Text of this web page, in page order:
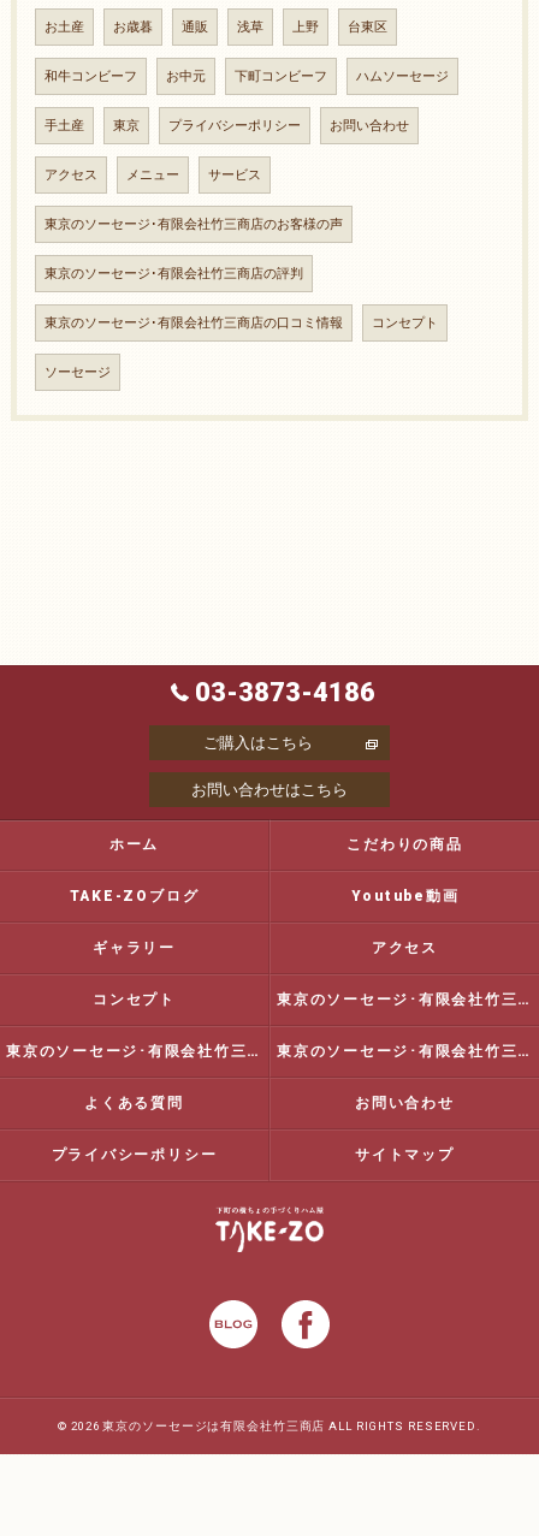
お土産 お歳暮 通販 浅草 上野 台東区
和牛コンビーフ お中元 下町コンビーフ ハムソーセージ
手土産 東京 プライバシーポリシー お問い合わせ
アクセス メニュー サービス
東京のソーセージ･有限会社竹三商店のお客様の声
東京のソーセージ･有限会社竹三商店の評判
東京のソーセージ･有限会社竹三商店の口コミ情報 コンセプト
ソーセージ
03-3873-4186
お問い合わせはこちら
ご購入はこちら
ホーム こだわりの商品
TAKE-ZOブログ Youtube動画
ギャラリー アクセス
コンセプト 東京のソーセージ･有限会社竹三商店の口コミ情報
東京のソーセージ･有限会社竹三商店の評判 東京のソーセージ･有限会社竹三商店のお客様の声
よくある質問 お問い合わせ
プライバシーポリシー サイトマップ
© 2026 東京のソーセージは有限会社竹三商店 ALL RIGHTS RESERVED.